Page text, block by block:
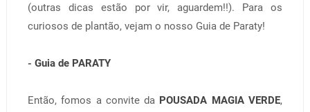
(outras dicas estão por vir, aguardem!!). Para os
curiosos de plantão, vejam o nosso Guia de Paraty!
- Guia de PARATY
Então, fomos a convite da POUSADA MAGIA VERDE,